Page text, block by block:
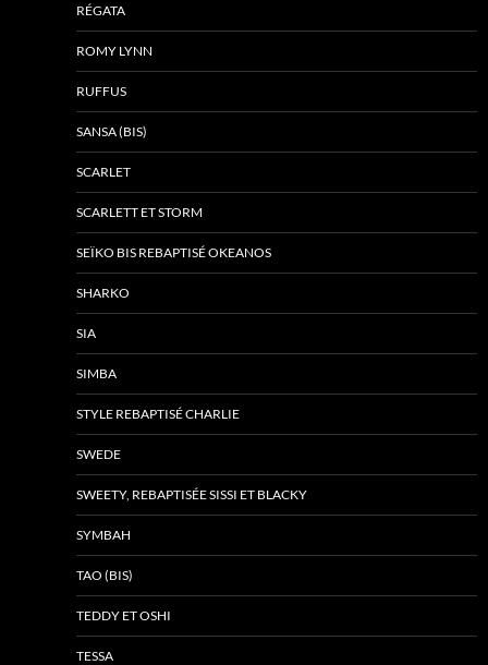
RÉGATA
ROMY LYNN
RUFFUS
SANSA (BIS)
SCARLET
SCARLETT ET STORM
SEÏKO BIS REBAPTISÉ OKEANOS
SHARKO
SIA
SIMBA
STYLE REBAPTISÉ CHARLIE
SWEDE
SWEETY, REBAPTISÉE SISSI ET BLACKY
SYMBAH
TAO (BIS)
TEDDY ET OSHI
TESSA